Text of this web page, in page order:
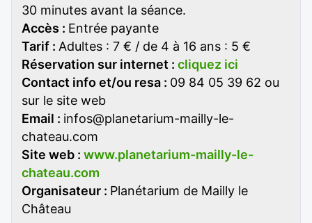
30 minutes avant la séance.
Accès : Entrée payante
Tarif : Adultes : 7 € / de 4 à 16 ans : 5 €
Réservation sur internet : cliquez ici
Contact info et/ou resa : 09 84 05 39 62 ou
sur le site web
Email : infos@planetarium-mailly-le-
chateau.com
Site web : www.planetarium-mailly-le-
chateau.com
Organisateur : Planétarium de Mailly le
Château